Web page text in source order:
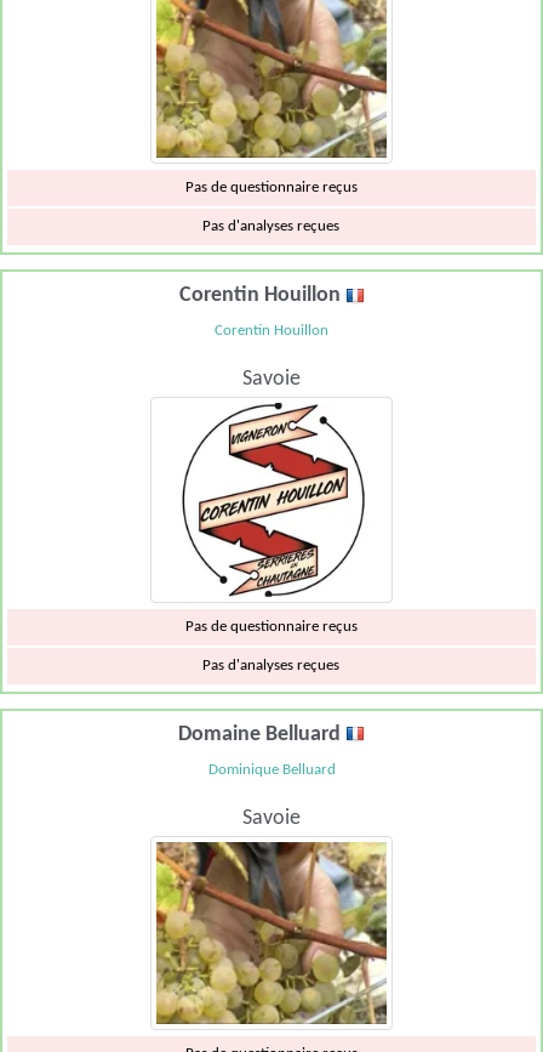
Pas de questionnaire reçus
Pas d'analyses reçues
Corentin Houillon
Corentin Houillon
Savoie
Pas de questionnaire reçus
Pas d'analyses reçues
Domaine Belluard
Dominique Belluard
Savoie